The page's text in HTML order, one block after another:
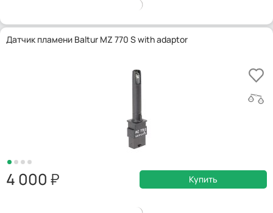
Датчик пламени Baltur MZ 770 S with adaptor
4 000 Купить